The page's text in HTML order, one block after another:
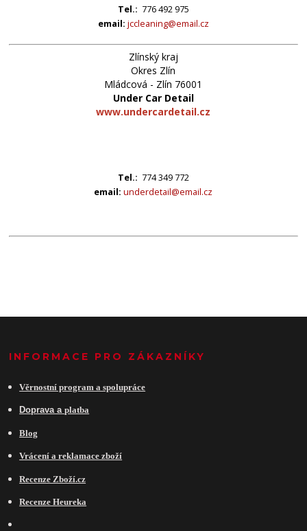
Tel.: 776 492 975
email: jccleaning@email.cz
Zlínský kraj
Okres Zlín
Mládcová - Zlín 76001
Under Car Detail
www.undercardetail.cz
Tel.: 774 349 772
email:underdetail@email.cz
INFORMACE PRO ZÁKAZNÍKY
Věrnostní program a spolupráce
Doprava aplatba
Blog
Vrácení a reklamace zboží
Recenze Zboží.cz
Recenze Heureka